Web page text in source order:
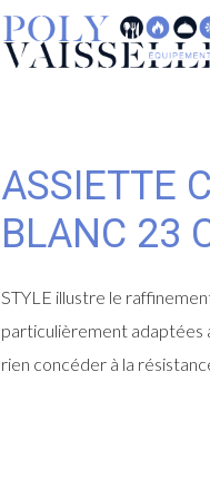
ASSIETTE
BLANC 23
STYLE illustre le
particulièrement adaptées
rien concéder à la